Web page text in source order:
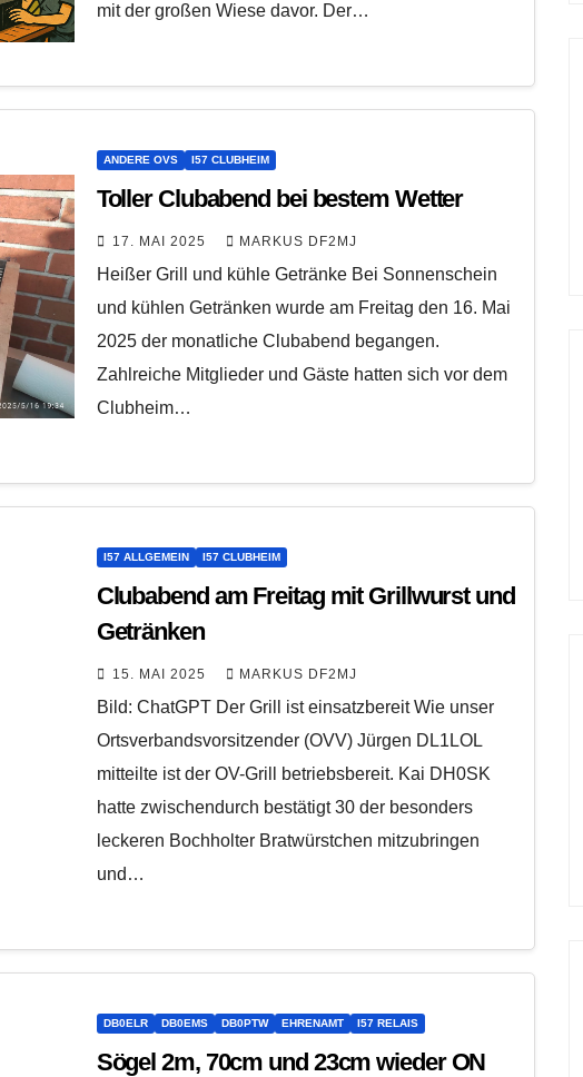
mit der großen Wiese davor. Der…
ANDERE OVS I57 CLUBHEIM
Toller Clubabend bei bestem Wetter
17. MAI 2025 MARKUS DF2MJ
Heißer Grill und kühle Getränke Bei Sonnenschein
und kühlen Getränken wurde am Freitag den 16. Mai
2025 der monatliche Clubabend begangen.
Zahlreiche Mitglieder und Gäste hatten sich vor dem
Clubheim…
I57 ALLGEMEIN I57 CLUBHEIM
Clubabend am Freitag mit Grillwurst und
Getränken
15. MAI 2025 MARKUS DF2MJ
Bild: ChatGPT Der Grill ist einsatzbereit Wie unser
Ortsverbandsvorsitzender (OVV) Jürgen DL1LOL
mitteilte ist der OV-Grill betriebsbereit. Kai DH0SK
hatte zwischendurch bestätigt 30 der besonders
leckeren Bochholter Bratwürstchen mitzubringen
und…
DB0ELR DB0EMS DB0PTW EHRENAMT I57 RELAIS
Sögel 2m, 70cm und 23cm wieder ON